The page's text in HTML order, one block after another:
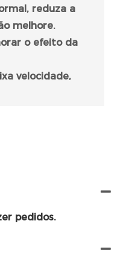
reduza a
melhore.
o efeito da
velocidade,
pedidos.